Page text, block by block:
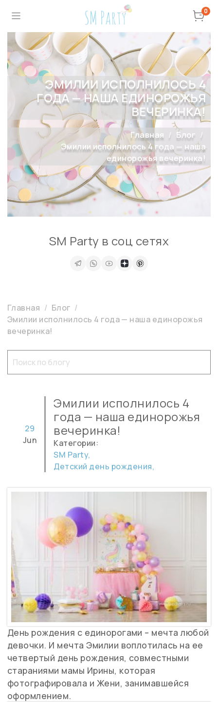
0
ЭМИЛИИ ИСПОЛНИЛОСЬ 4
ГОДА — НАША ЕДИНОРОЖЬЯ
ВЕЧЕРИНКА!
Главная
Блог
Эмилии исполнилось 4 года — наша
единорожья вечеринка!
Главная
Блог
Эмилии исполнилось 4 года — наша единорожья
вечеринка!
Эмилии исполнилось 4
года — наша единорожья
вечеринка!
29
Jun
Категории:
SM Party,
Детский день рождения,
День рождения с единорогами – мечта любой
девочки. И мечта Эмилии воплотилась на ее
четвертый день рождения, совместными
стараниями мамы Ирины, которая
фотографировала и Жени, занимавшейся
оформлением.
SM Party в соц сетях